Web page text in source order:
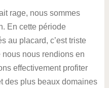
rage, nous sommes
En cette période
au placard, c’est triste
nous rendions en
effectivement profiter
des plus beaux domaines